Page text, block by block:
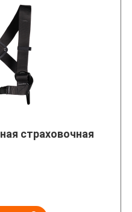
страховочная